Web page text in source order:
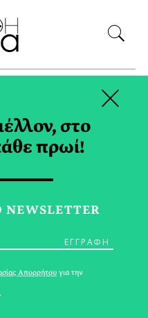
στο
πρωί!
Απορρήτου για την
×